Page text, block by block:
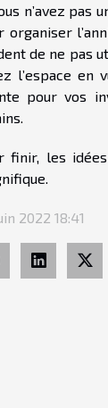
n’avez pas
organiser
de ne pas
l’espace en
pour vos
finir, les
2022 18:41